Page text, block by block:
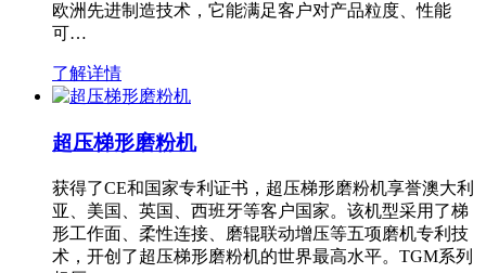
欧洲先进制造技术，它能满足客户对产品粒度、性能
可…
了解详情
超压梯形磨粉机
获得了CE和国家专利证书，超压梯形磨粉机享誉澳大利
亚、美国、英国、西班牙等客户国家。该机型采用了梯
形工作面、柔性连接、磨辊联动增压等五项磨机专利技
术，开创了超压梯形磨粉机的世界最高水平。TGM系列